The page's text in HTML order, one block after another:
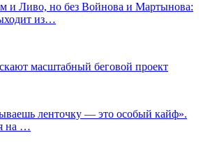
и Ливо, но без Войнова и Мартынова:
из…
масштабный беговой проект
ленточку — это особый кайф».
на …